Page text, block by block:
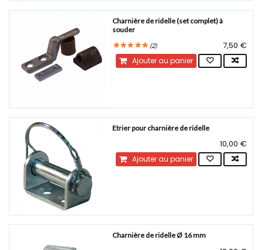
Charnière de ridelle (set complet) à
souder
(2) 7,50 €
Ajouter au panier
Etrier pour charnière de ridelle
10,00 €
Ajouter au panier
Charnière de ridelle Ø 16 mm